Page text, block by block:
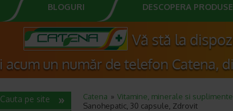
BLOGURI DESCOPERA PRODUSE
Catena Vitamine, minerale si suplimente
Sanohepatic, 30 capsule, Zdrovit
Cauta pe site